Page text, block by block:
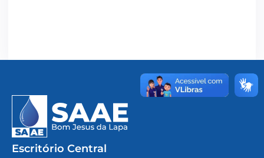
Escritório Central